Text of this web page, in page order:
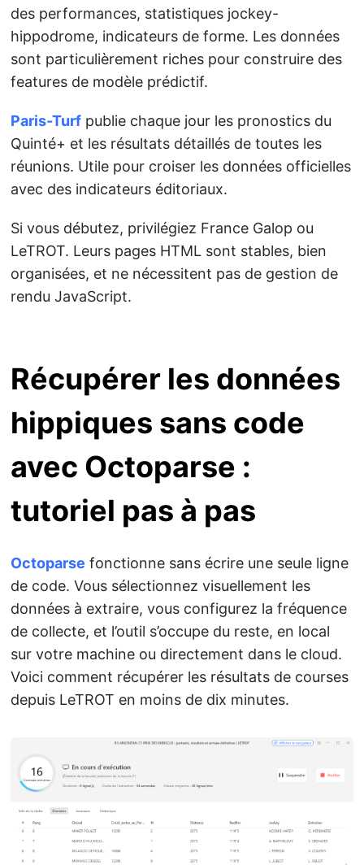
des performances, statistiques jockey-
hippodrome, indicateurs de forme. Les données
sont particulièrement riches pour construire des
features de modèle prédictif.
Paris-Turf publie chaque jour les pronostics du
Quinté+ et les résultats détaillés de toutes les
réunions. Utile pour croiser les données officielles
avec des indicateurs éditoriaux.
Si vous débutez, privilégiez France Galop ou
LeTROT. Leurs pages HTML sont stables, bien
organisées, et ne nécessitent pas de gestion de
rendu JavaScript.
Récupérer les données
hippiques sans code
avec Octoparse :
tutoriel pas à pas
Octoparse fonctionne sans écrire une seule ligne
de code. Vous sélectionnez visuellement les
données à extraire, vous configurez la fréquence
de collecte, et l’outil s’occupe du reste, en local
sur votre machine ou directement dans le cloud.
Voici comment récupérer les résultats de courses
depuis LeTROT en moins de dix minutes.